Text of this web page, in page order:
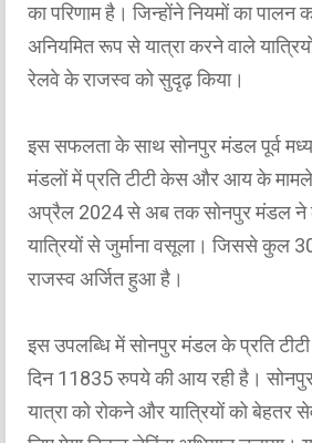
का परिणाम है। जिन्होंने नियमों का पालन
अनियमित रूप से यात्रा करने वाले
रेलवे के राजस्व को सुदृढ़ किया।
इस सफलता के साथ सोनपुर मंडल पूर्व
मंडलों में प्रति टीटी केस और आय के
अप्रैल 2024 से अब तक सोनपुर मंडल ने
यात्रियों से जुर्माना वसूला। जिससे कुल
राजस्व अर्जित हुआ है।
इस उपलब्धि में सोनपुर मंडल के प्रति
दिन 11835 रुपये की आय रही है।
यात्रा को रोकने और यात्रियों को बेहतर